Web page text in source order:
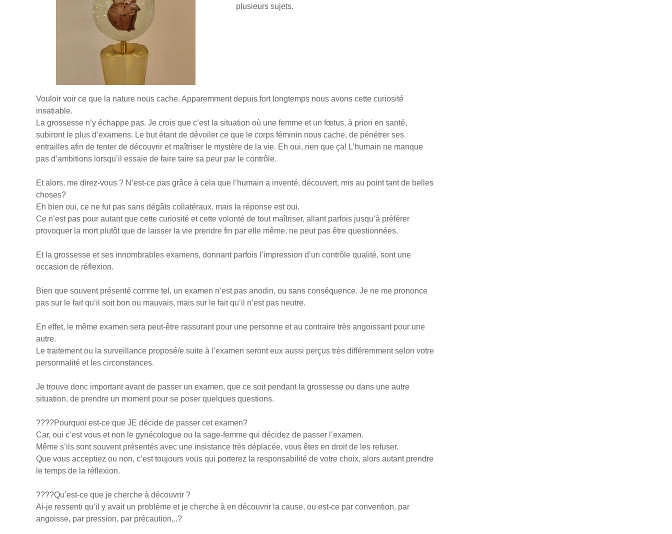
plusieurs sujets.
Vouloir voir ce que la nature nous cache. Apparemment depuis fort longtemps nous avons cette curiosité
insatiable.
La grossesse n’y échappe pas. Je crois que c’est la situation où une femme et un fœtus, à priori en santé,
subiront le plus d’examens. Le but étant de dévoiler ce que le corps féminin nous cache, de pénétrer ses
entrailles afin de tenter de découvrir et maîtriser le mystère de la vie. Eh oui, rien que ça! L’humain ne manque
pas d’ambitions lorsqu’il essaie de faire taire sa peur par le contrôle.
Et alors, me direz-vous ? N’est-ce pas grâce à cela que l’humain a inventé, découvert, mis au point tant de belles
choses?
Eh bien oui, ce ne fut pas sans dégâts collatéraux, mais la réponse est oui.
Ce n’est pas pour autant que cette curiosité et cette volonté de tout maîtriser, allant parfois jusqu’à préférer
provoquer la mort plutôt que de laisser la vie prendre fin par elle même, ne peut pas être questionnées.
Et la grossesse et ses innombrables examens, donnant parfois l’impression d’un contrôle qualité, sont une
occasion de réflexion.
Bien que souvent présenté comme tel, un examen n’est pas anodin, ou sans conséquence. Je ne me prononce
pas sur le fait qu’il soit bon ou mauvais, mais sur le fait qu’il n’est pas neutre.
En effet, le même examen sera peut-être rassurant pour une personne et au contraire très angoissant pour une
autre.
Le traitement ou la surveillance proposé/e suite à l’examen seront eux aussi perçus très différemment selon votre
personnalité et les circonstances.
Je trouve donc important avant de passer un examen, que ce soit pendant la grossesse ou dans une autre
situation, de prendre un moment pour se poser quelques questions.
????Pourquoi est-ce que JE décide de passer cet examen?
Car, oui c’est vous et non le gynécologue ou la sage-femme qui décidez de passer l’examen.
Même s’ils sont souvent présentés avec une insistance très déplacée, vous êtes en droit de les refuser.
Que vous acceptiez ou non, c’est toujours vous qui porterez la responsabilité de votre choix, alors autant prendre
le temps de la réflexion.
????Qu’est-ce que je cherche à découvrir ?
Ai-je ressenti qu’il y avait un problème et je cherche à en découvrir la cause, ou est-ce par convention, par
angoisse, par pression, par précaution,..?